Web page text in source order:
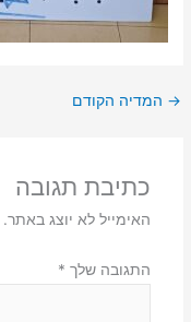
→ המדיה הקודם
כתיבת תגובה
האימייל לא יוצג באתר.
התגובה שלך *